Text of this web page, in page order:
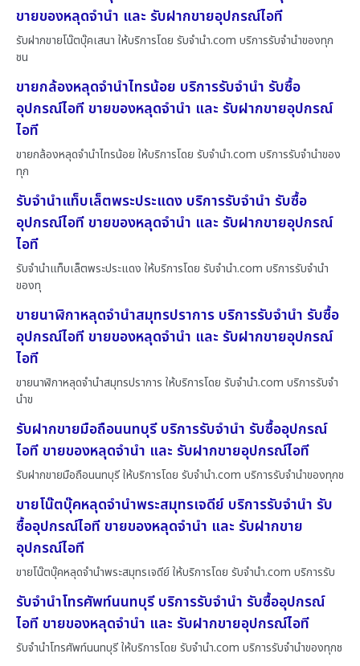
ขายของหลุดจำนำ และ รับฝากขายอุปกรณ์ไอที
รับฝากขายโน๊ตบุ๊คเสนา ให้บริการโดย รับจํานํา.com บริการรับจำนำของทุก
ชน
ขายกล้องหลุดจำนำไทรน้อย บริการรับจำนำ รับซื้อ
อุปกรณ์ไอที ขายของหลุดจำนำ และ รับฝากขายอุปกรณ์
ไอที
ขายกล้องหลุดจำนำไทรน้อย ให้บริการโดย รับจํานํา.com บริการรับจำนำของ
ทุก
รับจำนำแท็บเล็ตพระประแดง บริการรับจำนำ รับซื้อ
อุปกรณ์ไอที ขายของหลุดจำนำ และ รับฝากขายอุปกรณ์
ไอที
รับจำนำแท็บเล็ตพระประแดง ให้บริการโดย รับจํานํา.com บริการรับจำนำ
ของทุ
ขายนาฬิกาหลุดจำนำสมุทรปราการ บริการรับจำนำ รับซื้อ
อุปกรณ์ไอที ขายของหลุดจำนำ และ รับฝากขายอุปกรณ์
ไอที
ขายนาฬิกาหลุดจำนำสมุทรปราการ ให้บริการโดย รับจํานํา.com บริการรับจำ
นำข
รับฝากขายมือถือนนทบุรี บริการรับจำนำ รับซื้ออุปกรณ์
ไอที ขายของหลุดจำนำ และ รับฝากขายอุปกรณ์ไอที
รับฝากขายมือถือนนทบุรี ให้บริการโดย รับจํานํา.com บริการรับจำนำของทุกช
ขายโน๊ตบุ๊คหลุดจำนำพระสมุทรเจดีย์ บริการรับจำนำ รับ
ซื้ออุปกรณ์ไอที ขายของหลุดจำนำ และ รับฝากขาย
อุปกรณ์ไอที
ขายโน๊ตบุ๊คหลุดจำนำพระสมุทรเจดีย์ ให้บริการโดย รับจํานํา.com บริการรับ
รับจำนำโทรศัพท์นนทบุรี บริการรับจำนำ รับซื้ออุปกรณ์
ไอที ขายของหลุดจำนำ และ รับฝากขายอุปกรณ์ไอที
รับจำนำโทรศัพท์นนทบุรี ให้บริการโดย รับจํานํา.com บริการรับจำนำของทุกช